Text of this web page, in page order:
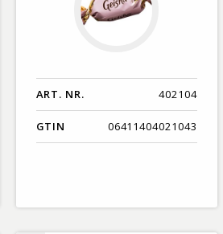
ART. NR. 402104
GTIN 06411404021043